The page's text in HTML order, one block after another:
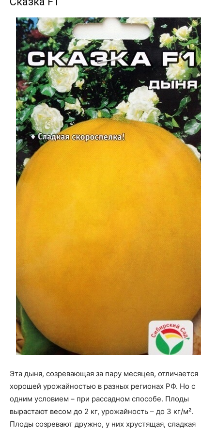
Эта дыня, созревающая за пару месяцев, отличается
хорошей урожайностью в разных регионах РФ. Но с
одним условием – при рассадном способе. Плоды
вырастают весом до 2 кг, урожайность – до 3 кг/м².
Плоды созревают дружно, у них хрустящая, сладкая